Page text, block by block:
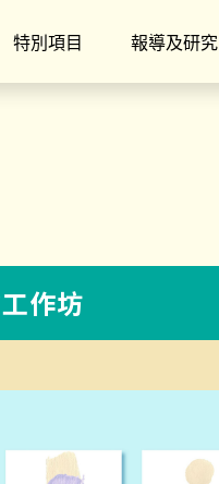
特別項目 報導及研究
作坊